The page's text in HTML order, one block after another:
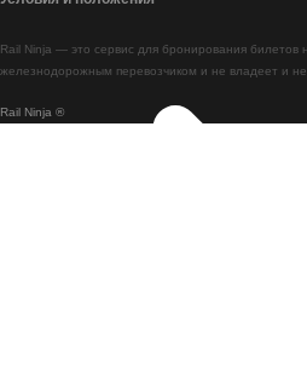
Поезд Лиссабон
Поезд Брага -
Rail Ninja ®
Rail Ninja — это сервис для бронирования билетов
железнодорожным перевозчиком и не владеет и не